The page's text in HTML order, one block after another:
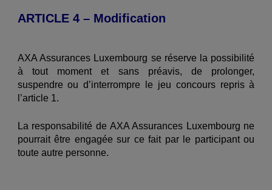
ARTICLE 4 – Modification
AXA Assurances Luxembourg se réserve la possibilité
à tout moment et sans préavis, de prolonger,
suspendre ou d’interrompre le jeu concours repris à
l’article 1.
La responsabilité de AXA Assurances Luxembourg ne
pourrait être engagée sur ce fait par le participant ou
toute autre personne.